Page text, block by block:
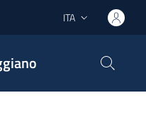
Lingua attiva:
ITA